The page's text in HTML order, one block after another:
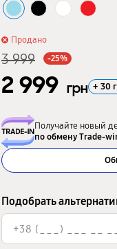
Продано
3 999 -25%
2 999 грн + 30
Получайте новый
по обмену Trade-
Подобрать